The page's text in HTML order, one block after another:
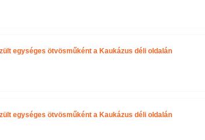
egységes ötvösműként a Kaukázus déli oldalán
egységes ötvösműként a Kaukázus déli oldalán